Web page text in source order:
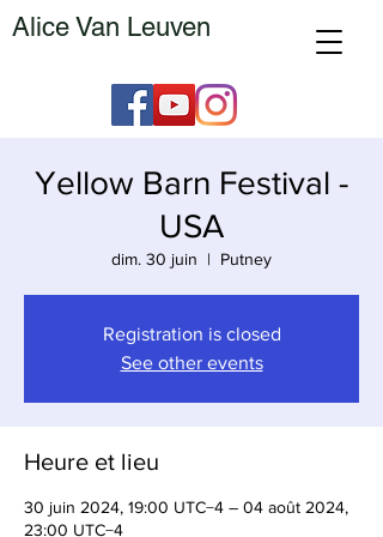
Alice Van Leuven
Yellow Barn Festival -
USA
dim. 30 juin
  |
Putney
Registration is closed
See other events
Heure et lieu
30 juin 2024, 19:00 UTC−4 – 04 août 2024,
23:00 UTC−4